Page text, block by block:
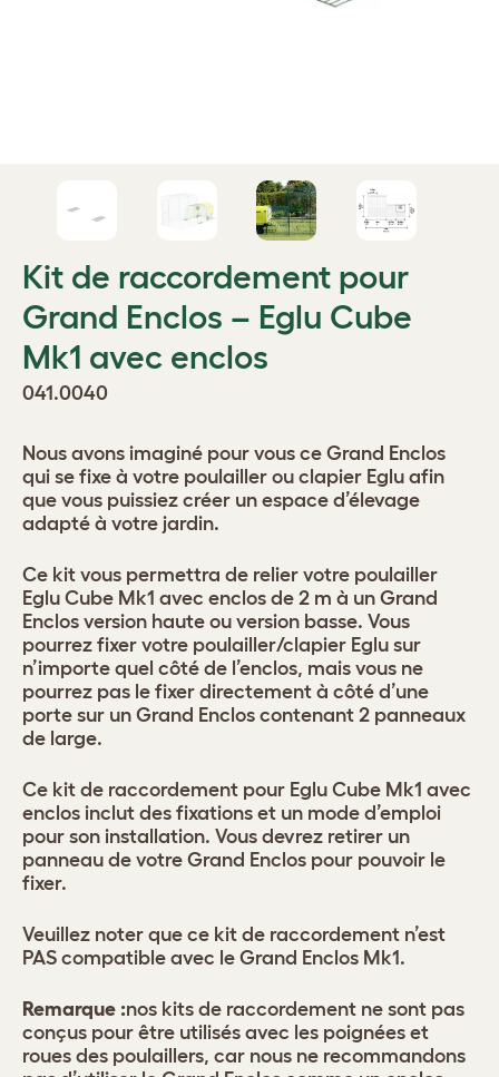
Kit de raccordement pour
Grand Enclos – Eglu Cube
Mk1 avec enclos
041.0040
Nous avons imaginé pour vous ce Grand Enclos
qui se fixe à votre poulailler ou clapier Eglu afin
que vous puissiez créer un espace d’élevage
adapté à votre jardin.
Ce kit vous permettra de relier votre poulailler
Eglu Cube Mk1 avec enclos de 2 m à un Grand
Enclos version haute ou version basse. Vous
pourrez fixer votre poulailler/clapier Eglu sur
n’importe quel côté de l’enclos, mais vous ne
pourrez pas le fixer directement à côté d’une
porte sur un Grand Enclos contenant 2 panneaux
de large.
Ce kit de raccordement pour Eglu Cube Mk1 avec
enclos inclut des fixations et un mode d’emploi
pour son installation. Vous devrez retirer un
panneau de votre Grand Enclos pour pouvoir le
fixer.
Veuillez noter que ce kit de raccordement n’est
PAS compatible avec le Grand Enclos Mk1.
Remarque :nos kits de raccordement ne sont pas
conçus pour être utilisés avec les poignées et
roues des poulaillers, car nous ne recommandons